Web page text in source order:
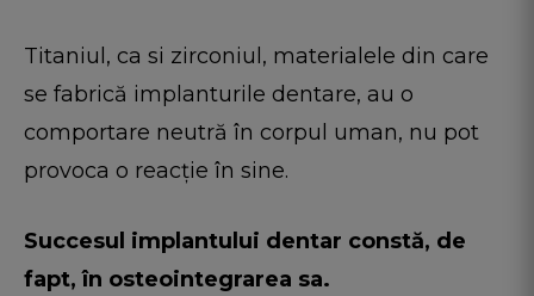
Titaniul, ca si zirconiul, materialele din care
se fabrică implanturile dentare, au o
comportare neutră în corpul uman, nu pot
provoca o reacție în sine.
Succesul implantului dentar constă, de
fapt, în osteointegrarea sa.